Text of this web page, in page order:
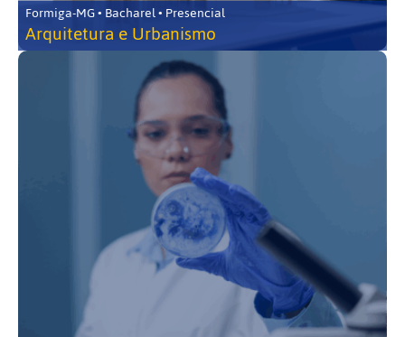
Formiga-MG • Bacharel • Presencial
Arquitetura e Urbanismo